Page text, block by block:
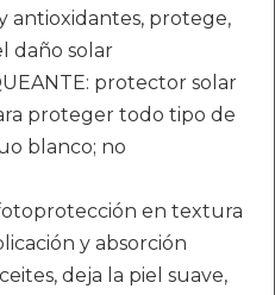
antioxidantes, protege,
daño solar
protector solar
proteger todo tipo de
blanco; no
fotoprotección en textura
y absorción
deja la piel suave,